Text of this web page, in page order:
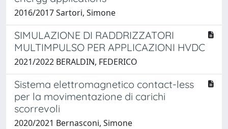
2016/2017 Sartori, Simone
SIMULAZIONE DI RADDRIZZATORI
MULTIMPULSO PER APPLICAZIONI HVDC
2021/2022 BERALDIN, FEDERICO
Sistema elettromagnetico contact-less
per la movimentazione di carichi
scorrevoli
2020/2021 Bernasconi, Simone